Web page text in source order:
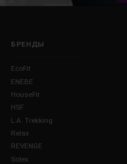
БРЕНДЫ
EcoFit
ENEBE
HouseFit
HSF
L.A. Trekking
Relax
REVENGE
Solex